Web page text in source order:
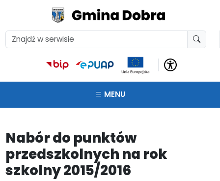
MENU
Nabór do punktów
przedszkolnych na rok
szkolny 2015/2016